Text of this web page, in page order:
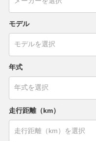
モデル
年式
走行距離（km）